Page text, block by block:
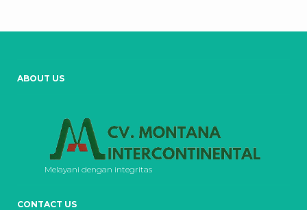
ABOUT US
Melayani dengan integritas
CONTACT US